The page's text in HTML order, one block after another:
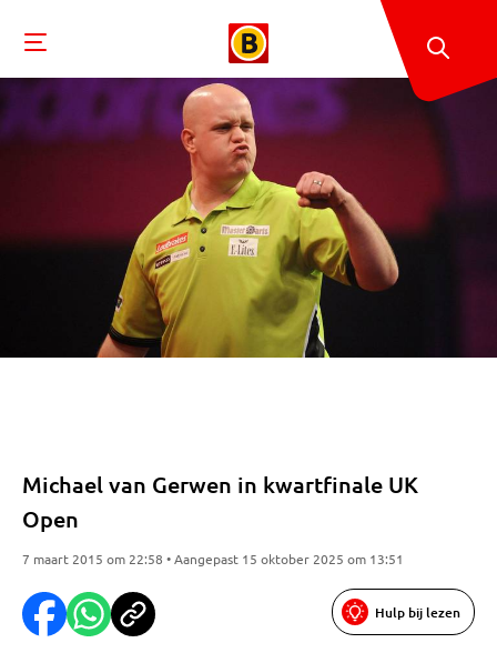
Michael van Gerwen in kwartfinale UK
Open
7 maart 2015 om 22:58 • Aangepast 15 oktober 2025 om 13:51
Hulp bij lezen